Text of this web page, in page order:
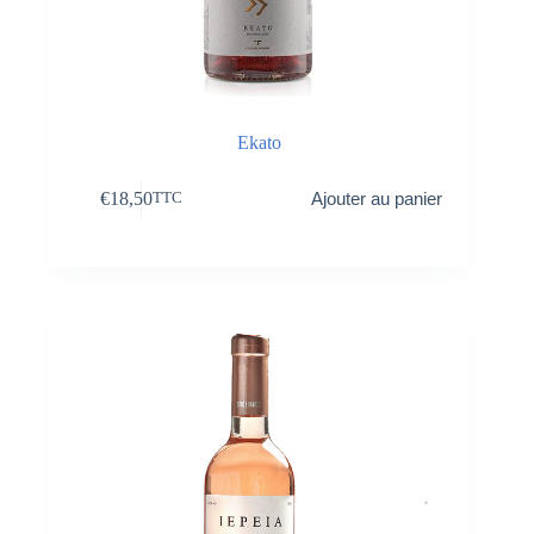
Ekato
€18,50TTC Ajouter au panier